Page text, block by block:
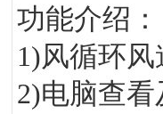
功能介绍：
1)风循环
2)电脑查